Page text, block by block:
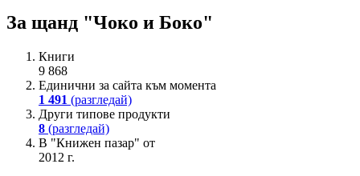
За щанд "Чоко и Боко"
Книги
9 868
Единични за сайта към момента
1 491 (разгледай)
Други типове продукти
8 (разгледай)
В "Книжен пазар" от
2012 г.